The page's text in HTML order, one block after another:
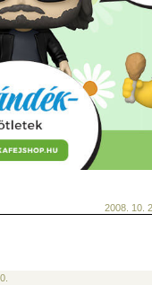
2008. 10.